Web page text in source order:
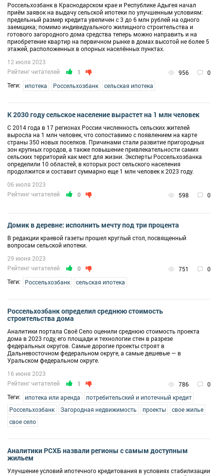
Россельхозбанк в Краснодарском крае и Республике Адыгея начал
приём заявок на выдачу сельской ипотеки по улучшенным условиям:
предельный размер кредита увеличен с 3 до 6 млн рублей на одного
заемщика; помимо индивидуального жилищного строительства и
готового загородного дома средства теперь можно направить и на
приобретение квартир на первичном рынке в домах высотой не более 5
этажей, расположенных в опорных населённых пунктах.
Рейтинг читателей 1 956 0
12 июля 2023
Теги: ипотека Россельхозбанк сельская ипотека
К 2030 году сельское население вырастет на 1 млн человек
С 2014 года в 17 регионах России численность сельских жителей
выросла на 1 млн человек, что сопоставимо с появлением на карте
страны 350 новых поселков. Причинами стали развитие пригородных
зон крупных городов, а также повышение привлекательности самих
сельских территорий как мест для жизни. Эксперты Россельхозбанка
определили 10 областей, в которых рост сельского населения
продолжится и составит суммарно еще 1 млн человек к 2023 году.
Рейтинг читателей 0 598 0
06 июля 2023
Домик в деревне: исполнить мечту под три процента
В редакции краевой газеты прошел круглый стол, посвященный
вопросам сельской ипотеки.
Рейтинг читателей 0 751 0
29 июня 2023
Теги: Россельхозбанк сельская ипотека
Россельхозбанк определил среднюю стоимость
строительства дома
Аналитики портала Своё Село оценили среднюю стоимость проекта
дома в 2023 году, его площади и технологии стен в разрезе
федеральных округов. Самые дорогие проекты строят в
Дальневосточном федеральном округе, а самые дешевые — в
Уральском федеральном округе.
Рейтинг читателей 1 786 0
16 июня 2023
Теги: ипотека или аренда
потребительский и ипотечный кредит
Россельхозбанк
Загородная недвижимость проекты
свое жилье
свое село
Аналитики РСХБ назвали регионы с самым доступным
жильем
Улучшение условий ипотечного кредитования в условиях стабилизации